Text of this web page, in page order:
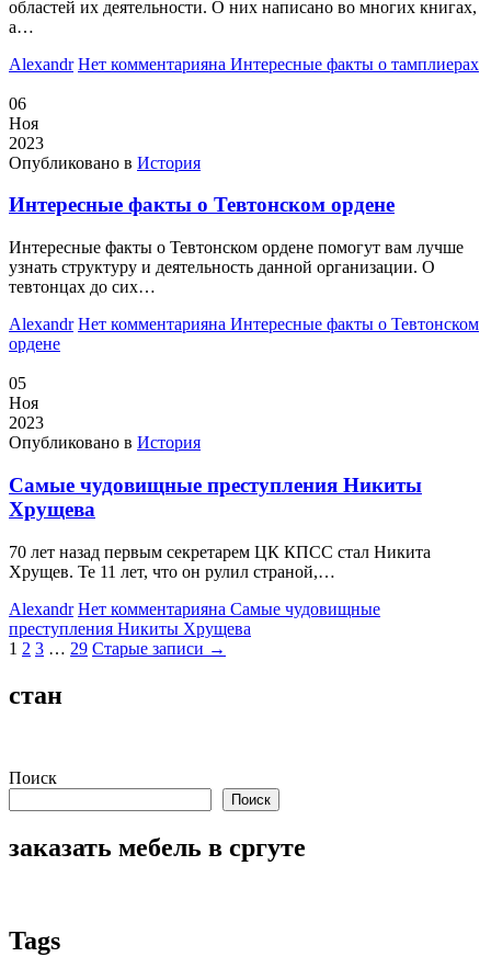
областей их деятельности. О них написано во многих книгах,
а…
Alexandr Нет комментарияна Интересные факты о тамплиерах
06
Ноя
2023
Опубликовано в История
Интересные факты о Тевтонском ордене
Интересные факты о Тевтонском ордене помогут вам лучше
узнать структуру и деятельность данной организации. О
тевтонцах до сих…
Alexandr Нет комментарияна Интересные факты о Тевтонском
ордене
05
Ноя
2023
Опубликовано в История
Самые чудовищные преступления Никиты
Хрущева
70 лет назад первым секретарем ЦК КПСС стал Никита
Хрущев. Те 11 лет, что он рулил страной,…
Alexandr Нет комментарияна Самые чудовищные
преступления Никиты Хрущева
Пагинация
1 2 3 … 29 Старые записи →
стан
Поиск
Поиск
заказать мебель в сргуте
Tags